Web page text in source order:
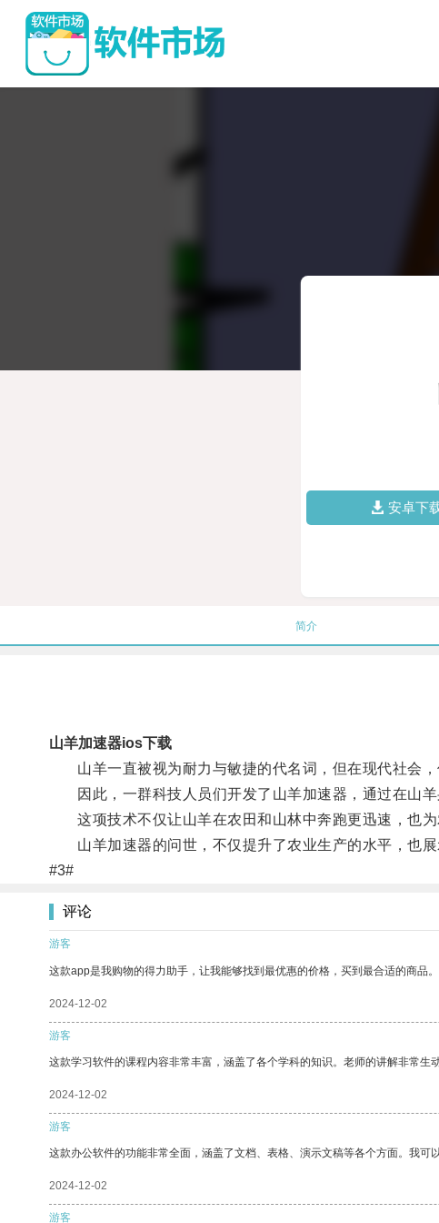
安卓下
简介
山羊加速器ios下载
山羊一直被视为耐力与敏捷的代名词，但在现代社会，
因此，一群科技人员们开发了山羊加速器，通过在山羊
这项技术不仅让山羊在农田和山林中奔跑更迅速，也为
山羊加速器的问世，不仅提升了农业生产的水平，也展
#3#
评论
游客
这款app是我购物的得力助手，让我能够找到最优惠的价格，买到最合适的商品。
2024-12-02
游客
这款学习软件的课程内容非常丰富，涵盖了各个学科的知识。老师的讲解非常生
2024-12-02
游客
这款办公软件的功能非常全面，涵盖了文档、表格、演示文稿等各个方面。我可
2024-12-02
游客